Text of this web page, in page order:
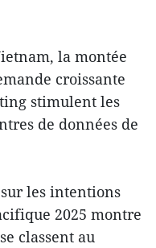
la montée
croissante
stimulent les
de données de
sur les intentions
2025 montre
classent au